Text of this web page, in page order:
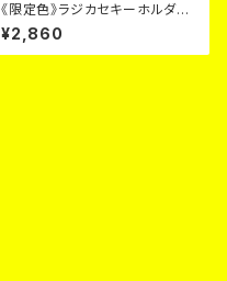
《限定色》ラジカセキーホルダー
《毎月６日~９日のみ販売》
¥2,860